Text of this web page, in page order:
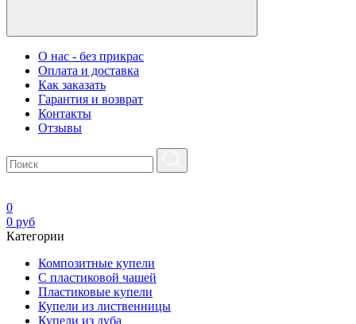
О нас - без прикрас
Оплата и доставка
Как заказать
Гарантия и возврат
Контакты
Отзывы
0
0 руб
Категории
Композитные купели
С пластиковой чашей
Пластиковые купели
Купели из лиственницы
Купели из дуба